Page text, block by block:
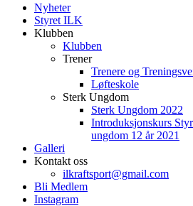
Nyheter
Styret ILK
Klubben
Klubben
Trener
Trenere og
Løfteskole
Sterk Ungdom
Sterk Ungdom 2022
Introduksjonskurs
ungdom 12 år 2021
Galleri
Kontakt oss
ilkraftsport@gmail.com
Bli Medlem
Instagram